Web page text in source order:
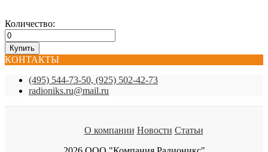
Количество:
КОНТАКТЫ
(495) 544-73-50, (925) 502-42-73
radioniks.ru@mail.ru
О компании Новости Статьи